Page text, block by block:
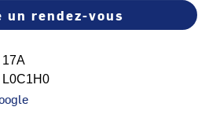
un rendez-vous
17A
L0C1H0